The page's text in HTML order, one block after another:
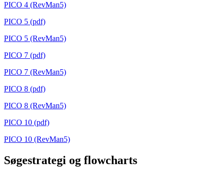
PICO 4 (RevMan5)
PICO 5 (pdf)
PICO 5 (RevMan5)
PICO 7 (pdf)
PICO 7 (RevMan5)
PICO 8 (pdf)
PICO 8 (RevMan5)
PICO 10 (pdf)
PICO 10 (RevMan5)
Søgestrategi og flowcharts